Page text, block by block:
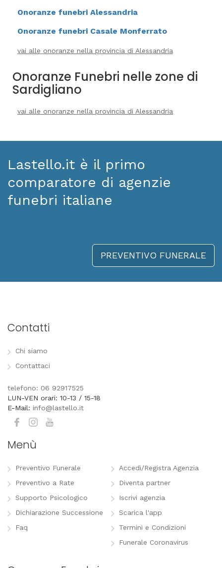
Onoranze funebri Alessandria
Onoranze funebri Casale Monferrato
vai alle onoranze nella provincia di Alessandria
Onoranze Funebri nelle zone di
Sardigliano
vai alle onoranze nella provincia di Alessandria
Lastello.it è il primo
comparatore di agenzie
funebri italiane
PREVENTIVO FUNERALE
Contatti
Chi siamo
Contattaci
telefono: 06 92917525
LUN-VEN orari: 10-13 / 15-18
E-Mail: info@lastello.it
Menù
Preventivo Funerale
Preventivo a Rate
Supporto Psicologico
Dichiarazione Successione
Faq
Accedi/Registra Agenzia
Diventa partner
Iscrivi agenzia
Scarica l'app
Termini e Condizioni
Funerale Coronavirus